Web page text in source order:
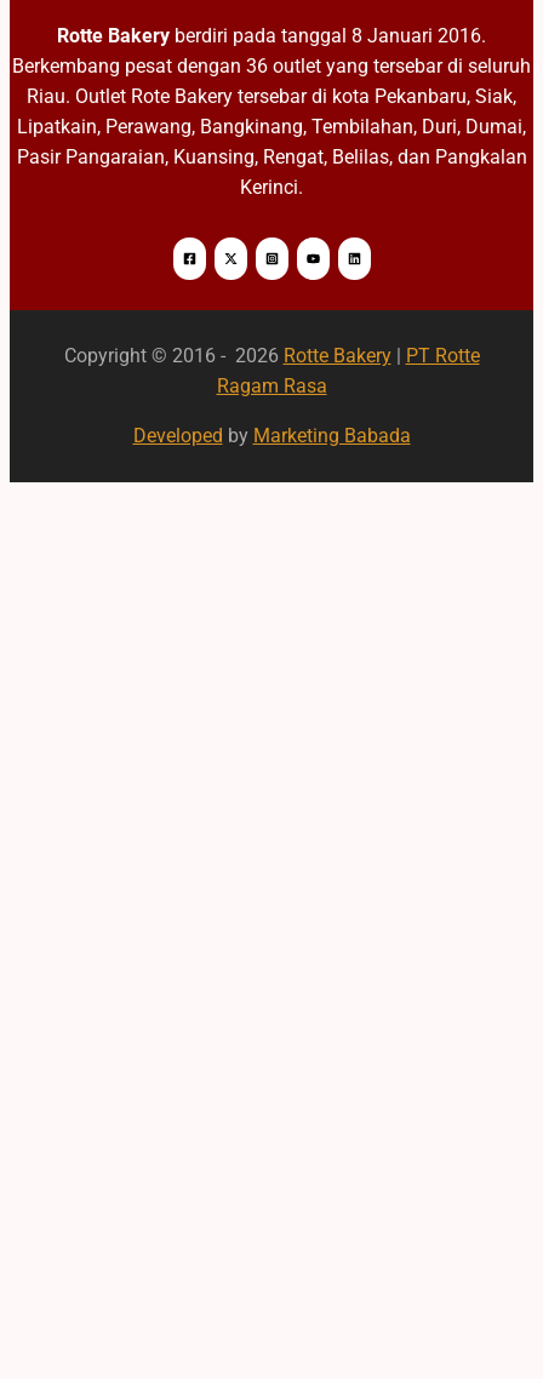
Rotte Bakery berdiri pada tanggal 8 Januari 2016.
Berkembang pesat dengan 36 outlet yang tersebar di seluruh
Riau. Outlet Rote Bakery tersebar di kota Pekanbaru, Siak,
Lipatkain, Perawang, Bangkinang, Tembilahan, Duri, Dumai,
Pasir Pangaraian, Kuansing, Rengat, Belilas, dan Pangkalan
Kerinci.
Copyright © 2016 - 2026 Rotte Bakery| PT Rotte
Ragam Rasa
Developed by Marketing Babada